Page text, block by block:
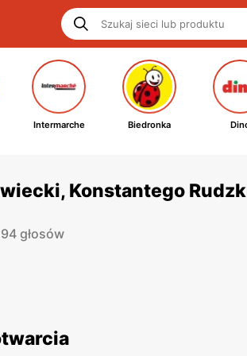
Intermarche Biedronka
Konstantego
głosów